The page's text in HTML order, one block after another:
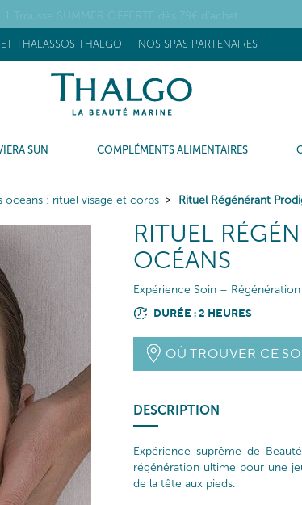
1 Trousse SUMMER OFFERTE dès 79€ d'achat
ET THALASSOS THALGO NOS SPAS PARTENAIRES
SUN COMPLÉMENTS ALIMENTAIRES
océans : rituel visage et corps Rituel Régénérant
RITUEL
OCÉANS
Expérience Soin –
DURÉE : 2 HEURES
OÙ TROUVER CE
DESCRIPTION
Expérience suprême de
régénération ultime pour une
de la tête aux pieds.